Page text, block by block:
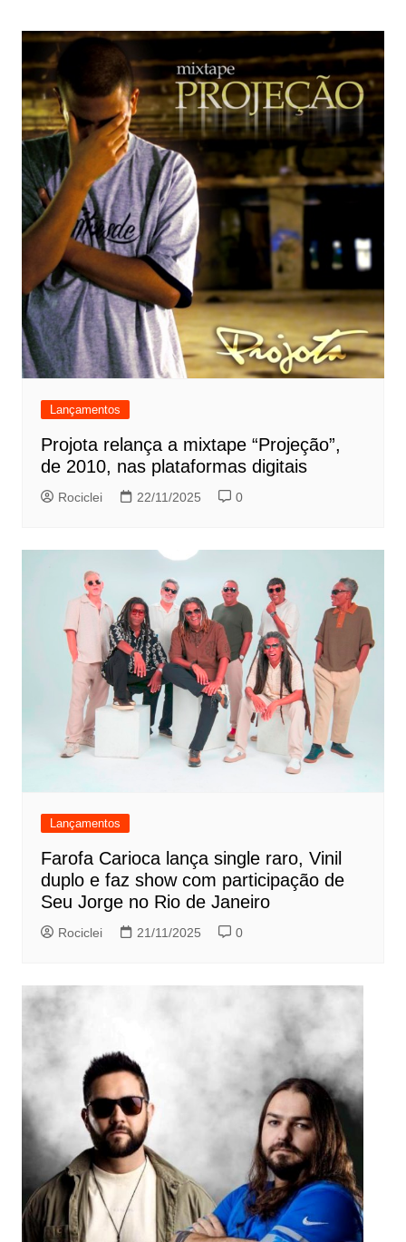
Lançamentos
Projota relança a mixtape “Projeção”,
de 2010, nas plataformas digitais
Rociclei 22/11/2025 0
Lançamentos
Farofa Carioca lança single raro, Vinil
duplo e faz show com participação de
Seu Jorge no Rio de Janeiro
Rociclei 21/11/2025 0